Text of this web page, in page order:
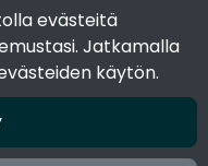
evästeitä
Jatkamalla
käytön.